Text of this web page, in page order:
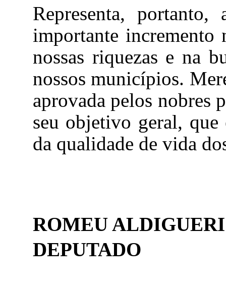
Representa,
importante incremento
nossas riquezas e na
nossos municípios.
aprovada pelos nobres
seu objetivo geral,
da qualidade de vida
ROMEU ALDIGUERI
DEPUTADO